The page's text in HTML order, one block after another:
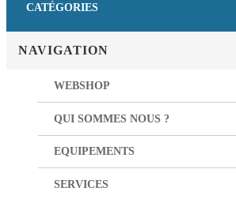
CATÉGORIES
NAVIGATION
WEBSHOP
QUI SOMMES NOUS ?
EQUIPEMENTS
SERVICES